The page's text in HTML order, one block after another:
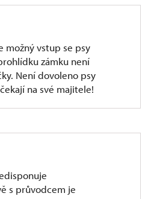
možný vstup se psy
zámku není
Není dovoleno psy
na své majitele!
s průvodcem je